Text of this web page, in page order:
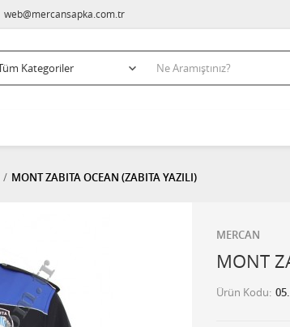
web@mercansapka.com.tr
MONT ZABITA OCEAN (ZABITA YAZILI)
MERCAN
MONT
Ürün Kodu